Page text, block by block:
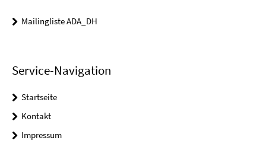
Mailingliste ADA_DH
Service-Navigation
Startseite
Kontakt
Impressum